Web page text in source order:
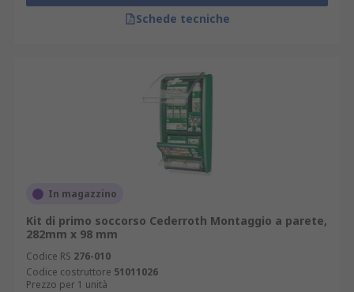
Schede tecniche
In magazzino
Kit di primo soccorso Cederroth Montaggio a parete,
282mm x 98 mm
Codice RS 276-010
Codice costruttore 51011026
Prezzo per 1 unità